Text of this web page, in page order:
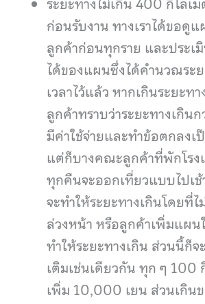
ก่อนรับงาน ทางเราได้ขอดูแ
ลูกค้าก่อนทุกราย และประเ
ได้ของแผนซึ่งได้คำนวณระ
เวลาไว้แล้ว หากเกินระยะทา
ลูกค้าทราบว่าระยะทางเกิน
มีค่าใช้จ่ายและทำข้อตกลงเ
แต่ก็บางคณะลูกค้าที่พักโรง
ทุกคืนจะออกเที่ยวแบบไปเ
จะทำให้ระยะทางเกินโดยที่
ล่วงหน้า หรือลูกค้าเพิ่มแผ
ทำให้ระยะทางเกิน ส่วนนี้ก็จ
เติมเช่นเดียวกัน ทุก ๆ 100
เพิ่ม 10,000 เยน ส่วนเกิน